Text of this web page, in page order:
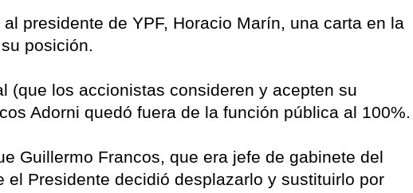
presidente de YPF, Horacio Marín, una carta en la
posición.
(que los accionistas consideren y acepten su
Adorni quedó fuera de la función pública al 100%.
Guillermo Francos, que era jefe de gabinete del
el Presidente decidió desplazarlo y sustituirlo por